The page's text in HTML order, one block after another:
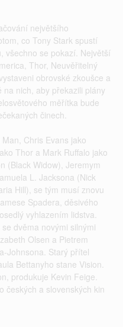
největšího
co Tony Stark spustí
všechno se pokazí. Největší
Thor, Neuvěřitelný
obrovské zkoušce a
nich, aby překazili plány
měřítka bude
činech.
Chris Evans jako
Thor a Mark Ruffalo jako
(Black Widow), Jeremym
L. Jacksona (Nick
Hill), se tým musí znovu
Spadera, děsivého
vyhlazením lidstva.
dvěma novými silnými
Olsen a Pietrem
Johnsona. Starý přítel
Bettanyho stane Vision.
produkuje Kevin Feige.
českých a slovenských kin